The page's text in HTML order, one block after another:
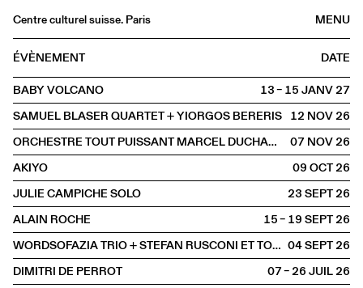
MENU
Centre culturel suisse. Paris
Agenda
Librairie
Buvette
Archives
Médiathèque
Éditions
Informations
FR/EN
SCÈNE Musique
ÉVÈNEMENT
DATE
BABY VOLCANO
13 – 15 JANV2027
SAMUEL BLASER QUARTET + YIORGOS BERERIS 12 NOV2026
ORCHESTRE TOUT PUISSANT MARCEL DUCHAMP
07 NOV2026
AKIYO
09 OCT2026
JULIE CAMPICHE SOLO
23 SEPT2026
ALAIN ROCHE
15 – 19 SEPT2026
WORDSOFAZIA TRIO + STEFAN RUSCONI ET TOBIAS PREISIG 04 SEPT2026
DIMITRI DE PERROT
07 – 26 JUIL2026